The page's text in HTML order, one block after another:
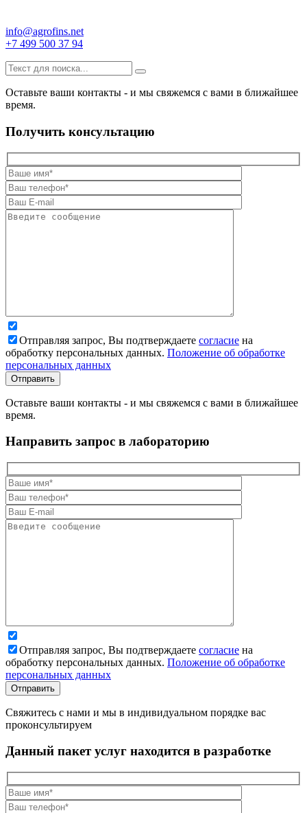
info@agrofins.net
+7 499 500 37 94
Оставьте ваши контакты - и мы свяжемся с вами в ближайшее
время.
Получить консультацию
Отправляя запрос, Вы подтверждаете согласие на
обработку персональных данных. Положение об обработке
персональных данных
Оставьте ваши контакты - и мы свяжемся с вами в ближайшее
время.
Направить запрос в лабораторию
Отправляя запрос, Вы подтверждаете согласие на
обработку персональных данных. Положение об обработке
персональных данных
Свяжитесь с нами и мы в индивидуальном порядке вас
проконсультируем
Данный пакет услуг находится в разработке